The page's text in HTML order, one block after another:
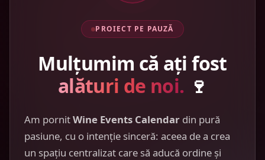
PROIECT PE PAUZĂ
Mulțumim că ați fost
alături de noi. 🍷
Am pornitWine Events Calendar din pură
pasiune, cu o intenție sinceră: aceea de a crea
un spațiu centralizat care să aducă ordine și